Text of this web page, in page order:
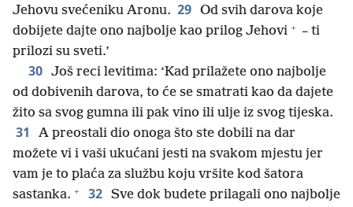
Jehovu svećeniku Aronu. 29 Od svih darova koje
dobijete dajte ono najbolje kao prilog Jehovi + – ti
prilozi su sveti.’
30 Još reci levitima: ‘Kad prilažete ono najbolje
od dobivenih darova, to će se smatrati kao da dajete
žito sa svog gumna ili pak vino ili ulje iz svog tijeska.
31
A preostali dio onoga što ste dobili na dar
možete vi i vaši ukućani jesti na svakom mjestu jer
vam je to plaća za službu koju vršite kod šatora
sastanka. + 32 Sve dok budete prilagali ono najbolje